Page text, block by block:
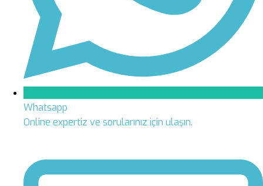
Whatsapp
Online expertiz ve sorularınız için ulaşın.